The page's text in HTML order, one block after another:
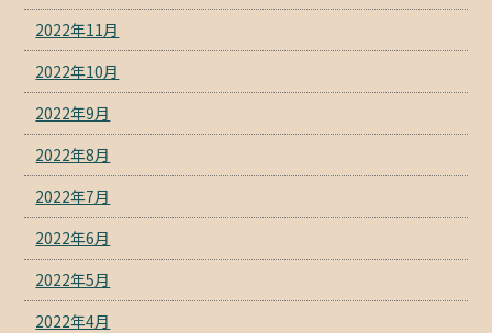
2022年11月
2022年10月
2022年9月
2022年8月
2022年7月
2022年6月
2022年5月
2022年4月